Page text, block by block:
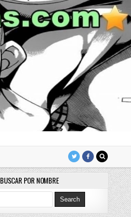
BUSCAR POR NOMBRE